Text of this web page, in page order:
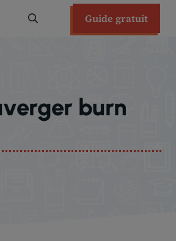
Guide gratuit
burn